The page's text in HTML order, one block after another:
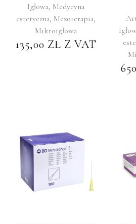
Igłowa, Medycyna
estetyczna, Mezoterapia,
Mikroigłowa
135,00 ZŁ Z VAT